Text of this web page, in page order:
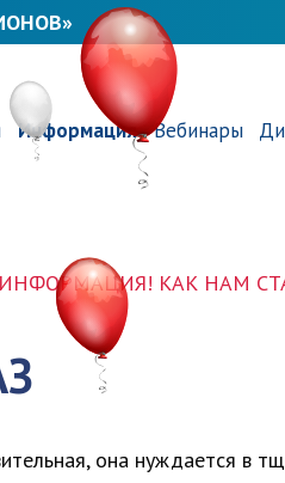
Информация Вебинары
КАК НАМ СТАЛО
она нуждается в